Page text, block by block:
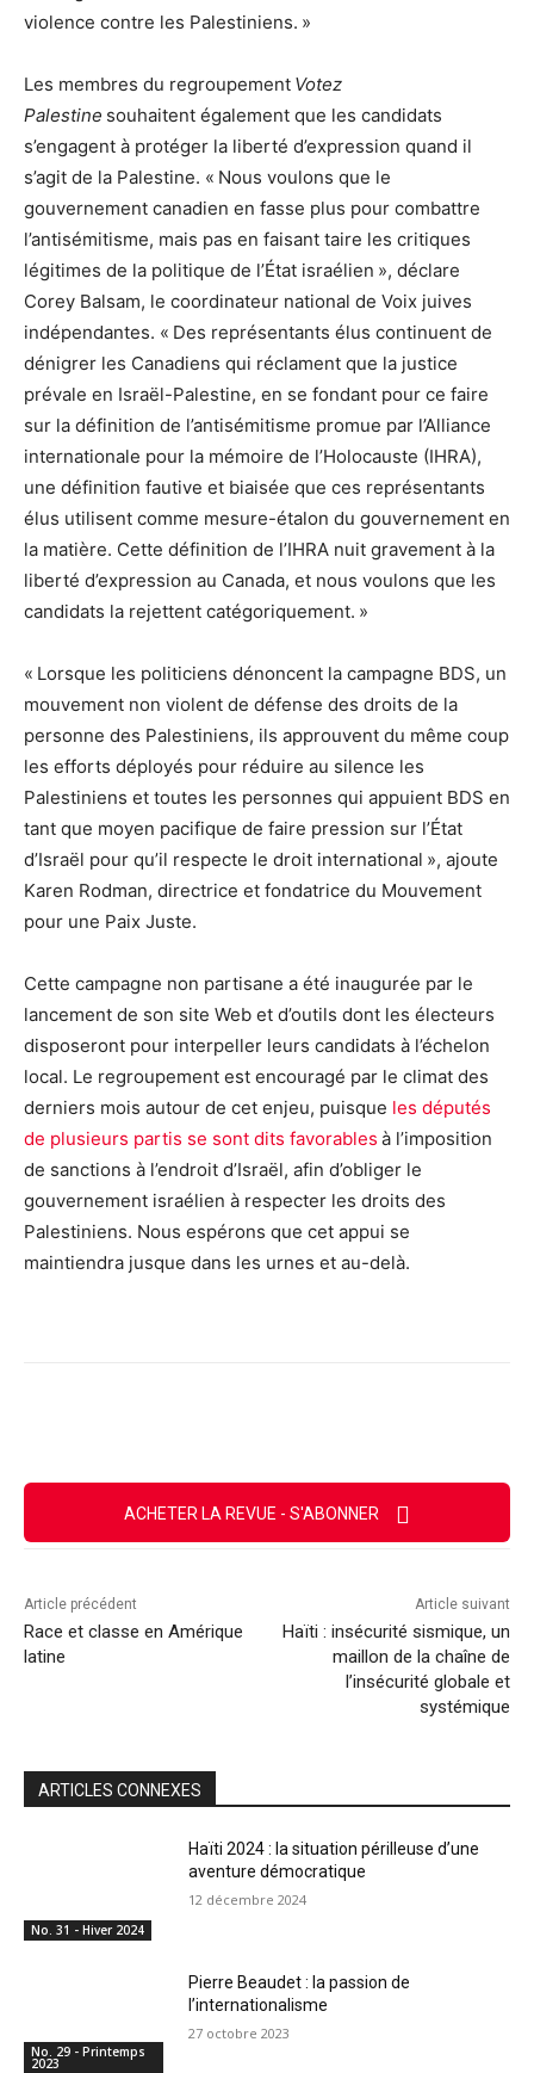
violence contre les Palestiniens. »
Les membres du regroupement Votez
Palestine souhaitent également que les candidats
s’engagent à protéger la liberté d’expression quand il
s’agit de la Palestine. « Nous voulons que le
gouvernement canadien en fasse plus pour combattre
l’antisémitisme, mais pas en faisant taire les critiques
légitimes de la politique de l’État israélien », déclare
Corey Balsam, le coordinateur national de Voix juives
indépendantes. « Des représentants élus continuent de
dénigrer les Canadiens qui réclament que la justice
prévale en Israël-Palestine, en se fondant pour ce faire
sur la définition de l’antisémitisme promue par l’Alliance
internationale pour la mémoire de l’Holocauste (IHRA),
une définition fautive et biaisée que ces représentants
élus utilisent comme mesure-étalon du gouvernement en
la matière. Cette définition de l’IHRA nuit gravement à la
liberté d’expression au Canada, et nous voulons que les
candidats la rejettent catégoriquement. »
« Lorsque les politiciens dénoncent la campagne BDS, un
mouvement non violent de défense des droits de la
personne des Palestiniens, ils approuvent du même coup
les efforts déployés pour réduire au silence les
Palestiniens et toutes les personnes qui appuient BDS en
tant que moyen pacifique de faire pression sur l’État
d’Israël pour qu’il respecte le droit international », ajoute
Karen Rodman, directrice et fondatrice du Mouvement
pour une Paix Juste.
Cette campagne non partisane a été inaugurée par le
lancement de son site Web et d’outils dont les électeurs
disposeront pour interpeller leurs candidats à l’échelon
local. Le regroupement est encouragé par le climat des
derniers mois autour de cet enjeu, puisque les députés
de plusieurs partis se sont dits favorables à l’imposition
de sanctions à l’endroit d’Israël, afin d’obliger le
gouvernement israélien à respecter les droits des
Palestiniens. Nous espérons que cet appui se
maintiendra jusque dans les urnes et au-delà.
ACHETER LA REVUE - S'ABONNER
Article précédent
Race et classe en Amérique
latine
Article suivant
Haïti : insécurité sismique, un
maillon de la chaîne de
l’insécurité globale et
systémique
ARTICLES CONNEXES
No. 31 - Hiver 2024
Haïti 2024 : la situation périlleuse d’une
aventure démocratique
12 décembre 2024
No. 29 - Printemps
2023
Pierre Beaudet : la passion de
l’internationalisme
27 octobre 2023